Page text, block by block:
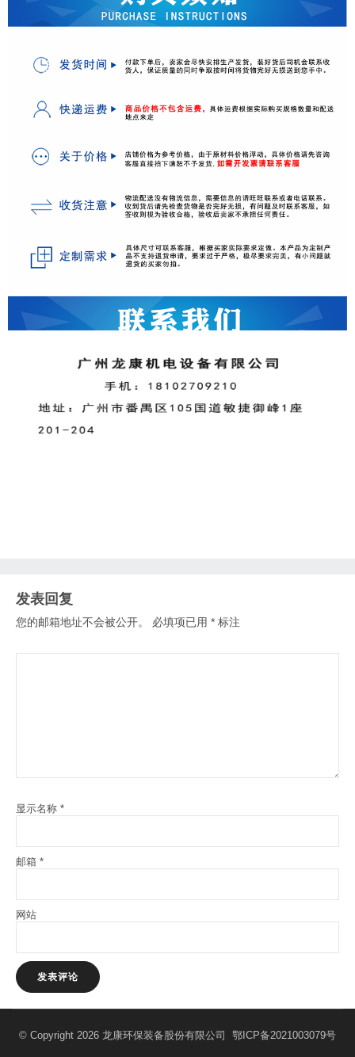
发表回复
您的邮箱地址不会被公开。 必填项已用 * 标注
显示名称 *
邮箱 *
网站
© Copyright 2026 龙康环保装备股份有限公司 鄂ICP备2021003079号